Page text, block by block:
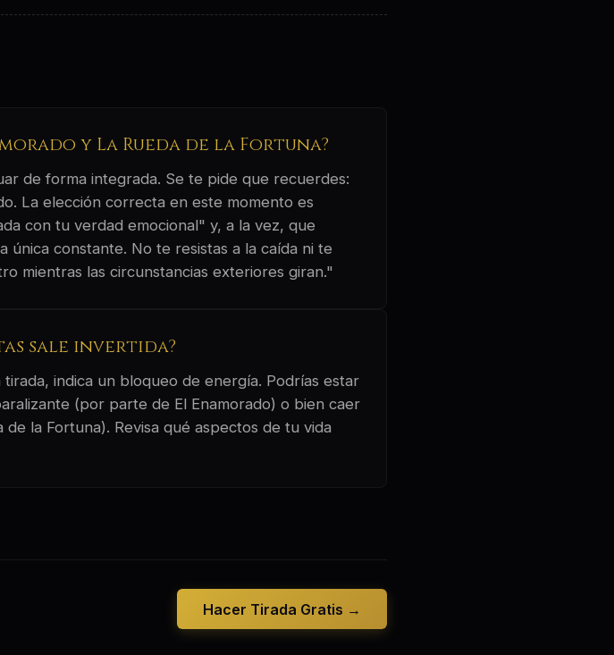
y La Rueda de la Fortuna?
de forma integrada. Se te pide que recuerdes:
La elección correcta en este momento es
con tu verdad emocional" y, a la vez, que
única constante. No te resistas a la caída ni te
mientras las circunstancias exteriores giran."
sale invertida?
indica un bloqueo de energía. Podrías estar
(por parte de El Enamorado) o bien caer
la Fortuna). Revisa qué aspectos de tu vida
Hacer Tirada Gratis →